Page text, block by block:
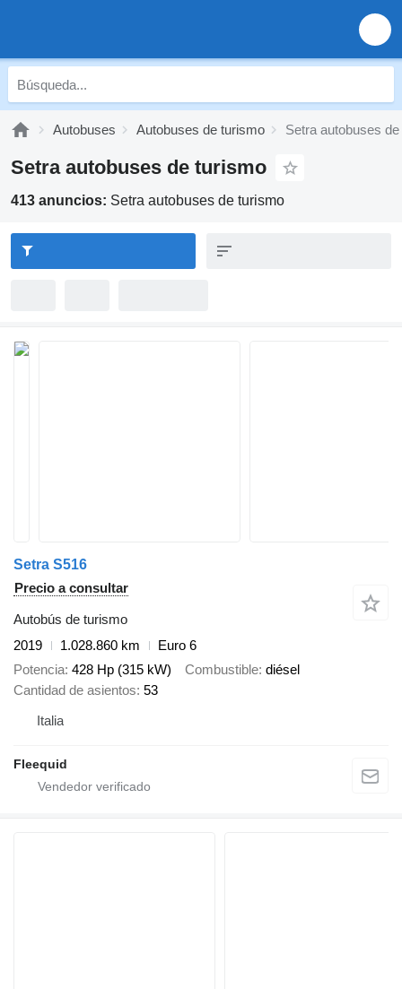
Autobuses Autobuses de turismo Setra autobuses
Setra autobuses de turismo
413 anuncios: Setra autobuses de turismo
Setra S516
Precio a consultar
Autobús de turismo
2019
1.028.860 km
Euro 6
Potencia 428 Hp (315 kW) Combustible diésel
Cantidad de asientos 53
Italia
Fleequid